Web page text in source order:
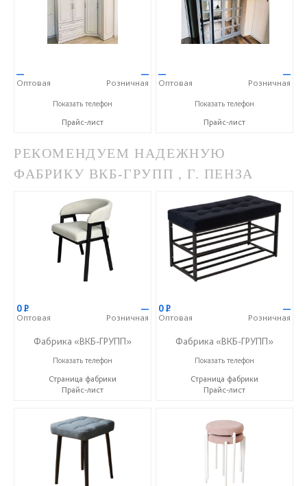
—
Оптовая
—
Розничная
+7 (8772) 54-03-70
Показать телефон
Прайс-лист
—
Оптовая
—
Розничная
+7 (8772) 54-03-70
Показать телефон
Прайс-лист
РЕКОМЕНДУЕМ НАДЕЖНУЮ
ФАБРИКУ ВКБ-ГРУПП , Г. ПЕНЗА
0Р
Оптовая
—
Розничная
Фабрика «ВКБ-ГРУПП»
+7 (927) 391-50-09
Показать телефон
Страница фабрики
Прайс-лист
0Р
Оптовая
—
Розничная
Фабрика «ВКБ-ГРУПП»
+7 (927) 391-50-09
Показать телефон
Страница фабрики
Прайс-лист